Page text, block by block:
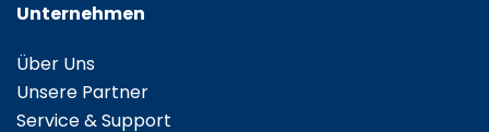
Unternehmen
Über Uns
Unsere Partner
Service & Support